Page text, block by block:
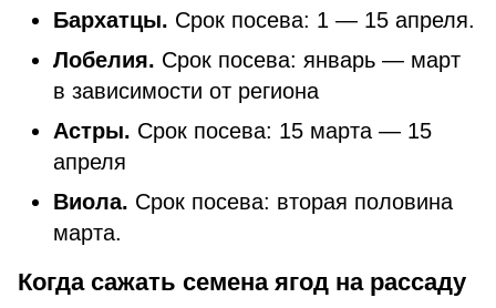
Бархатцы. Срок посева: 1 — 15 апреля.
Лобелия. Срок посева: январь — март
в зависимости от региона
Астры. Срок посева: 15 марта — 15
апреля
Виола. Срок посева: вторая половина
марта.
Когда сажать семена ягод на рассаду